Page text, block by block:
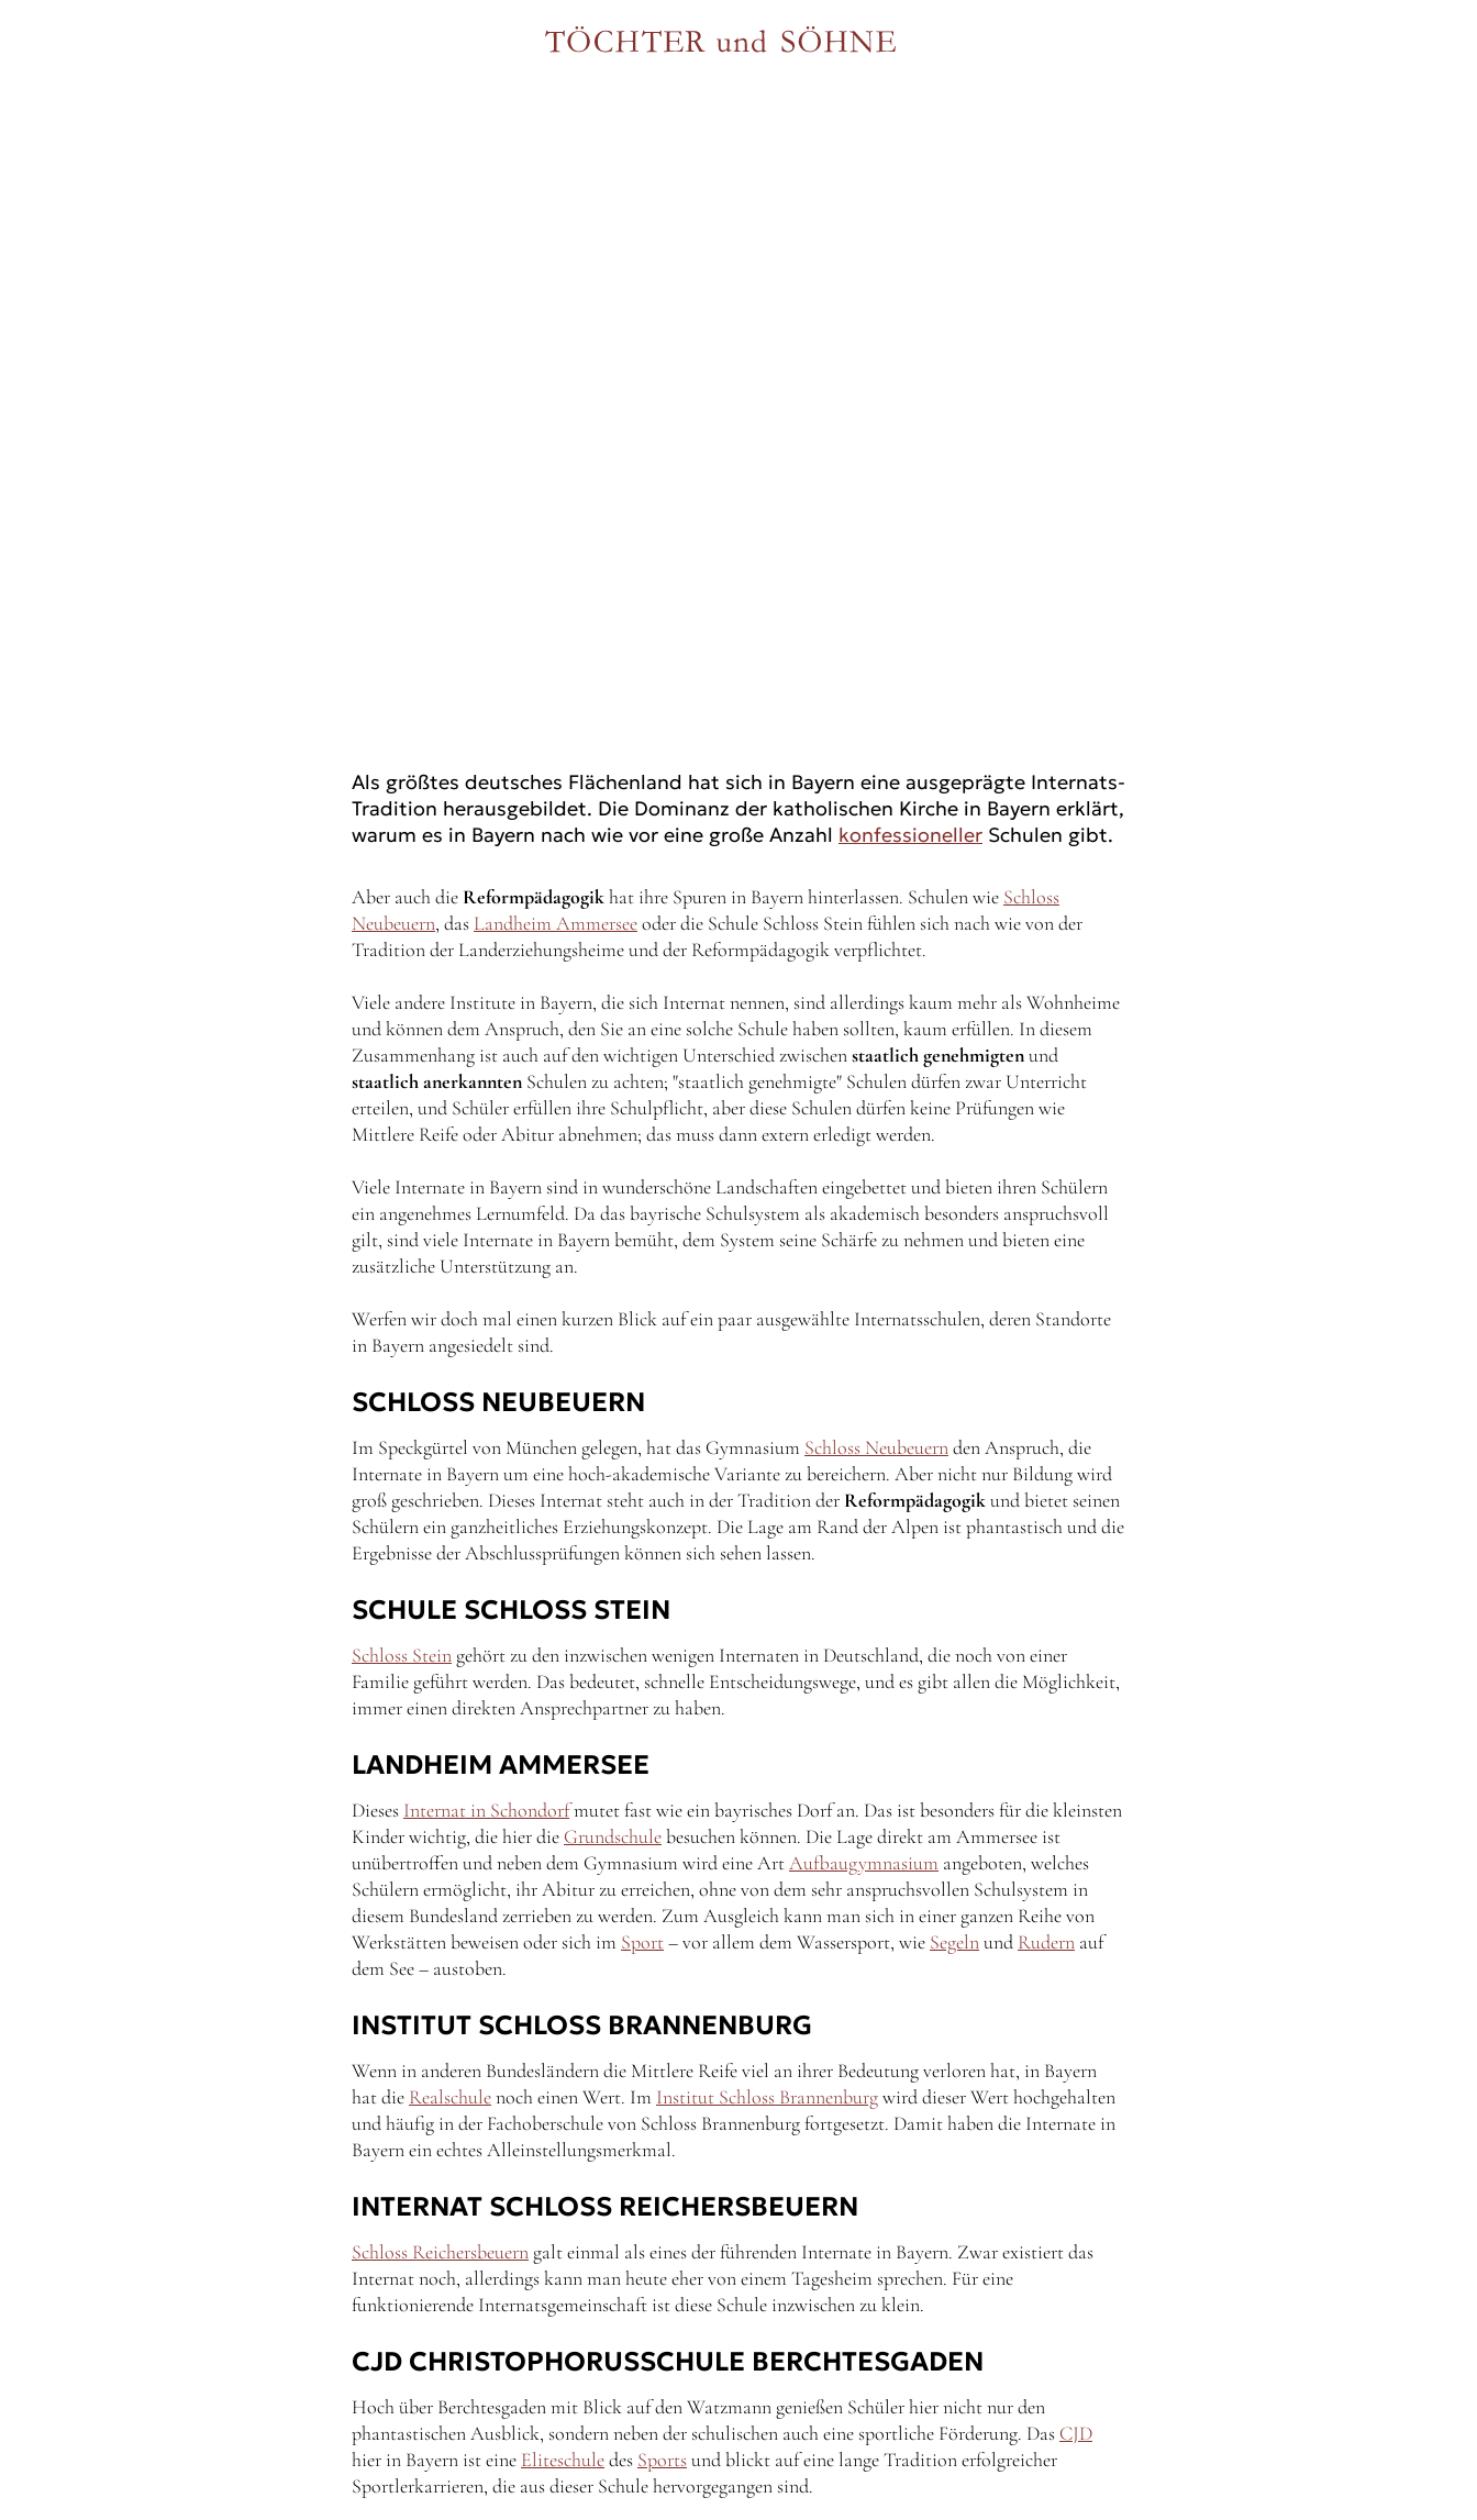
Als größtes deutsches Flächenland hat sich in Bayern eine ausgeprägte Internats-
Tradition herausgebildet. Die Dominanz der katholischen Kirche in Bayern erklärt,
warum es in Bayern nach wie vor eine große Anzahl konfessioneller Schulen gibt.
Aber auch die Reformpädagogikhat ihre Spuren in Bayern hinterlassen. Schulen wie Schloss
Neubeuern, das Landheim Ammerseeoder die Schule Schloss Stein fühlen sich nach wie von der
Tradition der Landerziehungsheime und der Reformpädagogik verpflichtet.
Viele andere Institute in Bayern, die sich Internat nennen, sind allerdings kaum mehr als Wohnheime
und können dem Anspruch, den Sie an eine solche Schule haben sollten, kaum erfüllen. In diesem
Zusammenhang ist auch auf den wichtigen Unterschied zwischenstaatlich genehmigtenund
staatlich anerkannten Schulen zu achten; "staatlich genehmigte" Schulen dürfen zwar Unterricht
erteilen, und Schüler erfüllen ihre Schulpflicht, aber diese Schulen dürfen keine Prüfungen wie
Mittlere Reife oder Abitur abnehmen; das muss dann extern erledigt werden.
Viele Internate in Bayern sind in wunderschöne Landschaften eingebettet und bieten ihren Schülern
ein angenehmes Lernumfeld. Da das bayrische Schulsystem als akademisch besonders anspruchsvoll
gilt, sind viele Internate in Bayern bemüht, dem System seine Schärfe zu nehmen und bieten eine
zusätzliche Unterstützung an.
Werfen wir doch mal einen kurzen Blick auf ein paar ausgewählte Internatsschulen, deren Standorte
in Bayern angesiedelt sind.
SCHLOSS NEUBEUERN
Im Speckgürtel von München gelegen, hat das Gymnasium Schloss Neubeuernden Anspruch, die
Internate in Bayern um eine hoch-akademische Variante zu bereichern. Aber nicht nur Bildung wird
groß geschrieben. Dieses Internat steht auch in der Tradition der Reformpädagogikund bietet seinen
Schülern ein ganzheitliches Erziehungskonzept. Die Lage am Rand der Alpen ist phantastisch und die
Ergebnisse der Abschlussprüfungen können sich sehen lassen.
SCHULE SCHLOSS STEIN
Schloss Stein gehört zu den inzwischen wenigen Internaten in Deutschland, die noch von einer
Familie geführt werden. Das bedeutet, schnelle Entscheidungswege, und es gibt allen die Möglichkeit,
immer einen direkten Ansprechpartner zu haben.
LANDHEIM AMMERSEE
Dieses Internat in Schondorfmutet fast wie ein bayrisches Dorf an. Das ist besonders für die kleinsten
Kinder wichtig, die hier die Grundschulebesuchen können. Die Lage direkt am Ammersee ist
unübertroffen und neben dem Gymnasium wird eine ArtAufbaugymnasium angeboten, welches
Schülern ermöglicht, ihr Abitur zu erreichen, ohne von dem sehr anspruchsvollen Schulsystem in
diesem Bundesland zerrieben zu werden. Zum Ausgleich kann man sich in einer ganzen Reihe von
Werkstätten beweisen oder sich im Sport– vor allem dem Wassersport, wie Segelnund Rudern auf
dem See – austoben.
INSTITUT SCHLOSS BRANNENBURG
Wenn in anderen Bundesländern die Mittlere Reife viel an ihrer Bedeutung verloren hat, in Bayern
hat die Realschulenoch einen Wert. Im Institut Schloss Brannenburgwird dieser Wert hochgehalten
und häufig in der Fachoberschule von Schloss Brannenburg fortgesetzt. Damit haben die Internate in
Bayern ein echtes Alleinstellungsmerkmal.
INTERNAT SCHLOSS REICHERSBEUERN
Schloss Reichersbeuern galt einmal als eines der führenden Internate in Bayern. Zwar existiert das
Internat noch, allerdings kann man heute eher von einem Tagesheim sprechen. Für eine
funktionierende Internatsgemeinschaft ist diese Schule inzwischen zu klein.
CJD CHRISTOPHORUSSCHULE BERCHTESGADEN
Hoch über Berchtesgaden mit Blick auf den Watzmann genießen Schüler hier nicht nur den
phantastischen Ausblick, sondern neben der schulischen auch eine sportliche Förderung. Das CJD
hier in Bayern ist eine Eliteschuledes Sportsund blickt auf eine lange Tradition erfolgreicher
Sportlerkarrieren, die aus dieser Schule hervorgegangen sind.